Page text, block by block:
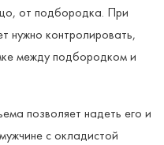
от подбородка. При
нужно контролировать,
между подбородком и
позволяет надеть его и
с окладистой